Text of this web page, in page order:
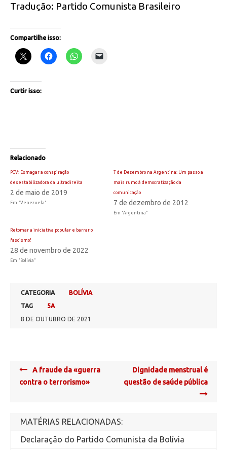
Tradução: Partido Comunista Brasileiro
Compartilhe isso:
Curtir isso:
Relacionado
PCV: Esmagar a conspiração
desestabilizadora da ultradireita
2 de maio de 2019
Em "Venezuela"
7 de Dezembro na Argentina: Um passo a
mais rumo à democratização da
comunicação
7 de dezembro de 2012
Em "Argentina"
Retomar a iniciativa popular e barrar o
fascismo!
28 de novembro de 2022
Em "Bolívia"
CATEGORIA
BOLÍVIA
TAG
5A
8 DE OUTUBRO DE 2021
Post
navigation
A fraude da «guerra
contra o terrorismo»
Dignidade menstrual é
questão de saúde pública
MATÉRIAS RELACIONADAS:
Declaração do Partido Comunista da Bolívia